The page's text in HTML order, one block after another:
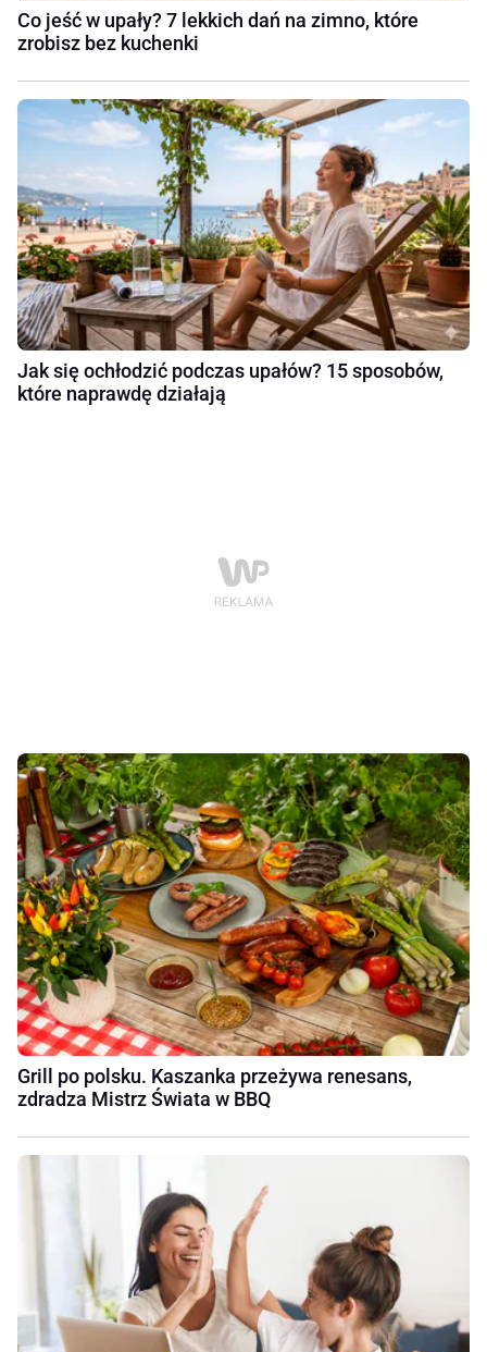
Co jeść w upały? 7 lekkich dań na zimno, które
zrobisz bez kuchenki
Jak się ochłodzić podczas upałów? 15 sposobów,
które naprawdę działają
Grill po polsku. Kaszanka przeżywa renesans,
zdradza Mistrz Świata w BBQ